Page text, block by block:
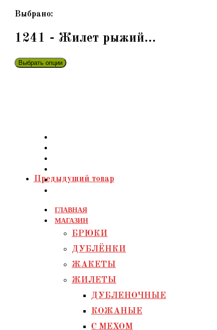
Перейти
содержимому
ГЛАВНАЯ
МАГАЗИН
БРЮКИ
ДУБЛЁНКИ
ЖАКЕТЫ
ЖИЛЕТЫ
ДУБЛЕНОЧНЫЕ
КОЖАНЫЕ
С МЕХОМ
Выбрано:
1241 - Жилет рыжий…
Выбрать опции
Предыдущий товар